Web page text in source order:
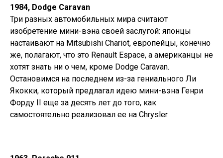
1984, Dodge Caravan
Три разных автомобильных мира считают
изобретение мини-вэна своей заслугой: японцы
настаивают на Mitsubishi Chariot, европейцы, конечно
же, полагают, что это Renault Espace, а американцы не
хотят знать ни о чем, кроме Dodge Caravan.
Остановимся на последнем из-за гениального Ли
Якокки, который предлагал идею мини-вэна Генри
Форду II еще за десять лет до того, как
самостоятельно реализовал ее на Chrysler.